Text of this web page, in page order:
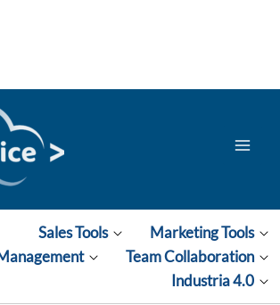
Sales Tools
Marketing Tools
Team Collaboration
Industria 4.0